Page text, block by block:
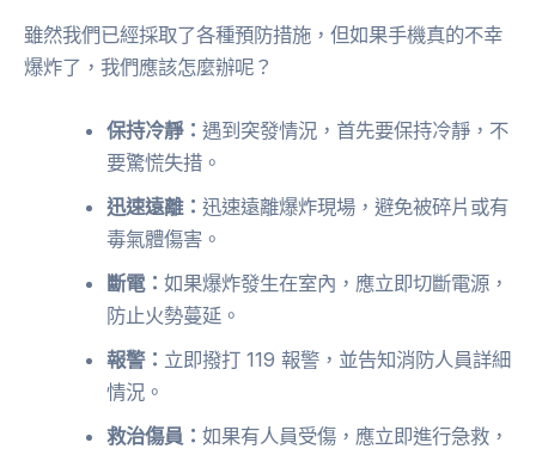
雖然我們已經採取了各種預防措施，但如果手機真的不幸
爆炸了，我們應該怎麼辦呢？
保持冷靜：遇到突發情況，首先要保持冷靜，不
要驚慌失措。
迅速遠離：迅速遠離爆炸現場，避免被碎片或有
毒氣體傷害。
斷電：如果爆炸發生在室內，應立即切斷電源，
防止火勢蔓延。
報警： 立即撥打 119 報警，並告知消防人員詳細
情況。
救治傷員：如果有人員受傷，應立即進行急救，